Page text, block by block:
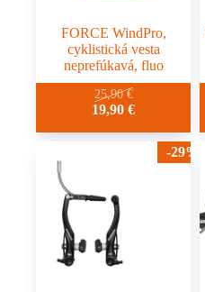
FORCE WindPro,
cyklistická vesta
neprefúkavá, fluo
25,90€
Pôvodná
bola:
19,90€Aktuálna
je:
19,90 €.
variantov.
Možnosti
stránke
-29%